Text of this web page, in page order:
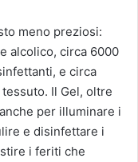
meno preziosi:
alcolico, circa 6000
e circa
Il Gel, oltre
per illuminare i
e disinfettare i
i feriti che